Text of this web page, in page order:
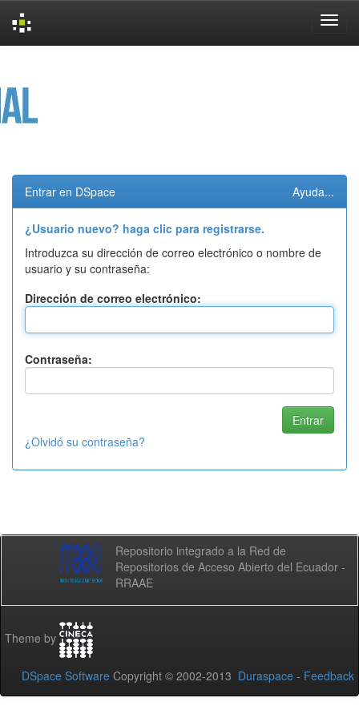
Entrar en DSpace Ayuda...
¿Usuario nuevo? haga clic para registrarse.
Introduzca su dirección de correo electrónico o nombre de
usuario y su contraseña:
Dirección de correo electrónico:
Contraseña:
¿Olvidó su contraseña?
Repositorio integrado a la Red de
Repositorios de Acceso Abierto del Ecuador -
RRAAE
Theme by
DSpace Software Copyright © 2002-2013 Duraspace - Feedback